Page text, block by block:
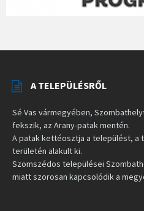
A TELEPÜLÉSRŐL
Sé Vas vármegyében,
fekszik, az Arany-patak mentén.
A patak kettéosztja a települést, a
területén alakult ki.
Szomszédos települései
miatt szorosan kapcsolódik a